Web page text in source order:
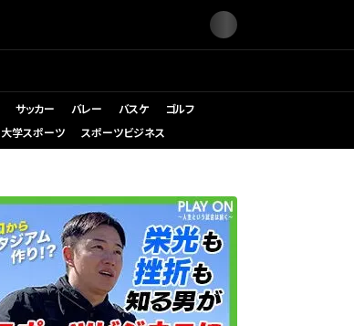
サッカー バレー バスケ
ゴルフ
大学スポーツ スポーツビジネス